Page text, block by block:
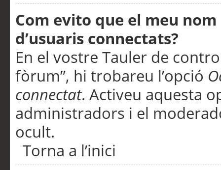
Com evito que el meu
d’usuaris connectats?
En el vostre Tauler de
fòrum”, hi trobareu l’opció
connectat. Activeu aquesta
administradors i el
ocult.
Torna a l’inici